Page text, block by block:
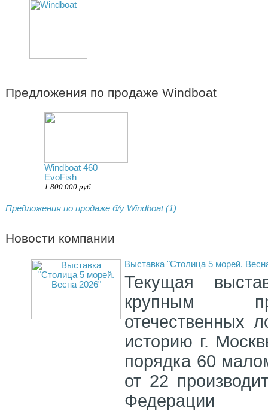
Предложения по продаже Windboat
Windboat 460
EvoFish
1 800 000 руб
Предложения по продаже б/у Windboat (1)
Новости компании
Выставка "Столица 5 морей.
Текущая
крупным
отечественных
историю г.
порядка 60
от 22
Федерации